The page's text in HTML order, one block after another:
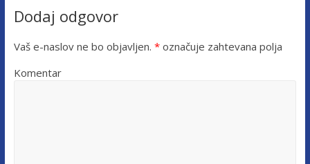
Dodaj odgovor
Vaš e-naslov ne bo objavljen. *označuje zahtevana polja
Komentar